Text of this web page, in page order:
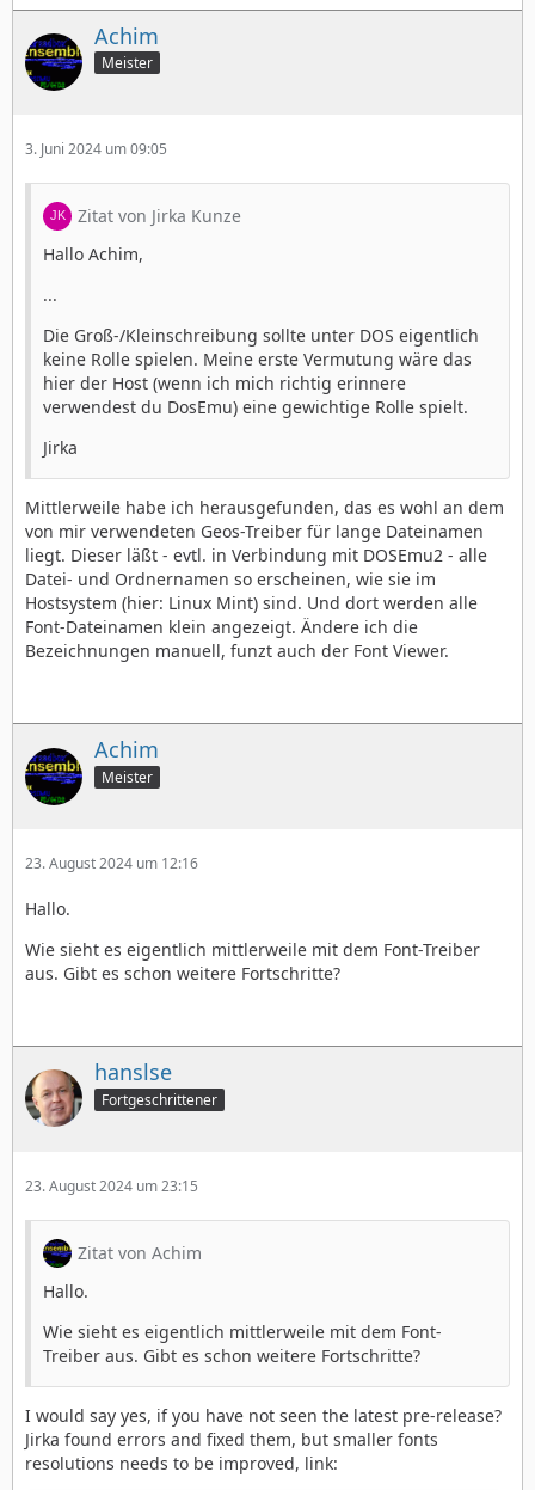
Achim
Meister
3. Juni 2024 um 09:05
Zitat von Jirka Kunze
Hallo Achim,
...
Die Groß-/Kleinschreibung sollte unter DOS eigentlich
keine Rolle spielen. Meine erste Vermutung wäre das
hier der Host (wenn ich mich richtig erinnere
verwendest du DosEmu) eine gewichtige Rolle spielt.
Jirka
Mittlerweile habe ich herausgefunden, das es wohl an dem
von mir verwendeten Geos-Treiber für lange Dateinamen
liegt. Dieser läßt - evtl. in Verbindung mit DOSEmu2 - alle
Datei- und Ordnernamen so erscheinen, wie sie im
Hostsystem (hier: Linux Mint) sind. Und dort werden alle
Font-Dateinamen klein angezeigt. Ändere ich die
Bezeichnungen manuell, funzt auch der Font Viewer.
Achim
Meister
23. August 2024 um 12:16
Hallo.
Wie sieht es eigentlich mittlerweile mit dem Font-Treiber
aus. Gibt es schon weitere Fortschritte?
hanslse
Fortgeschrittener
23. August 2024 um 23:15
Zitat von Achim
Hallo.
Wie sieht es eigentlich mittlerweile mit dem Font-
Treiber aus. Gibt es schon weitere Fortschritte?
I would say yes, if you have not seen the latest pre-release?
Jirka found errors and fixed them, but smaller fonts
resolutions needs to be improved, link: